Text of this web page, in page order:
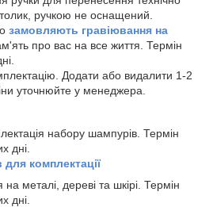
ручкою не оснащений.
замовляють гравіювання на
про вас на все життя. Термін
Додати або видалити 1-2
уточнюйте у менеджера.
набору шампурів. Термін
дні.
комплектації
металі, дереві та шкірі. Термін
дні.